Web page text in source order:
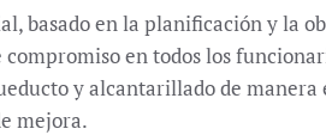
basado en la planificación y la
en todos los
y alcantarillado de
mejora.